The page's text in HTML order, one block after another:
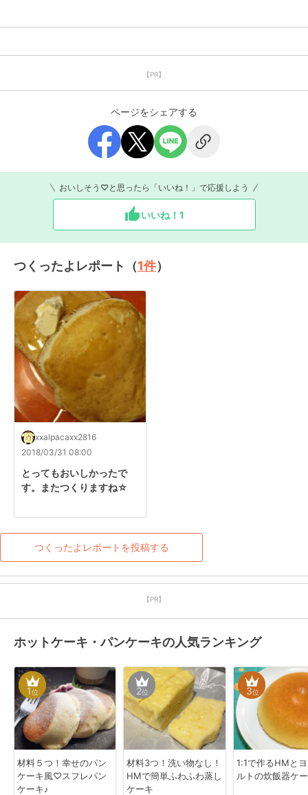
【PR】
ページをシェアする
おいしそう♡と思ったら「いいね！」で応援しよう
いいね！ 1
つくったよレポート（1件）
xxalpacaxx2816
2018/03/31 08:00
とってもおいしかったで
す。またつくりますね☆
つくったよレポートを投稿する
【PR】
ホットケーキ・パンケーキの人気ランキング
1位
材料５つ！幸せのパン
ケーキ風♡スフレパン
ケーキ♪
2位
材料3つ！洗い物なし！
HMで簡単ふわふわ蒸し
ケーキ
3位
1:1で作るHMと
ルトの炊飯器ケ